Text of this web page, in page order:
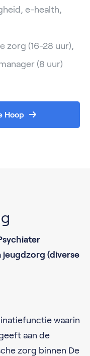
e-health,
zorg (16-28 uur),
(8 uur)
Hoop
(diverse
waarin
aan de
zorg binnen De